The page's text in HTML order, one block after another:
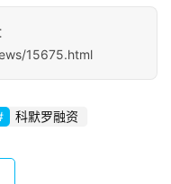
15675.html
科默罗融资